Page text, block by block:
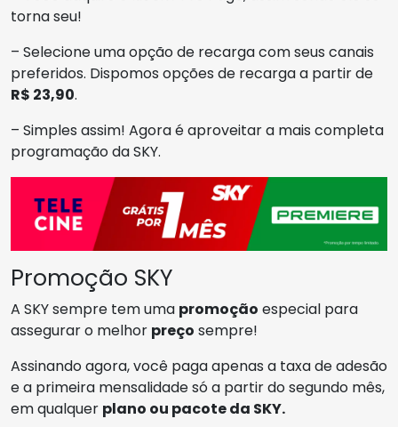
torna seu!
– Selecione uma opção de recarga com seus canais
preferidos. Dispomos opções de recarga a partir de
R$ 23,90.
– Simples assim! Agora é aproveitar a mais completa
programação da SKY.
Promoção SKY
A SKY sempre tem uma promoção especial para
assegurar o melhor preço sempre!
Assinando agora, você paga apenas a taxa de adesão
e a primeira mensalidade só a partir do segundo mês,
em qualquer plano ou pacote da SKY.